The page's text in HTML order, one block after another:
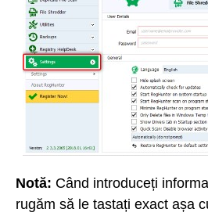
Notă: Când introduceți
rugăm să le tastați exact așa